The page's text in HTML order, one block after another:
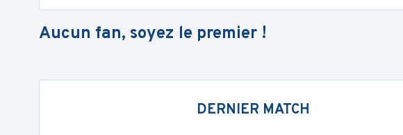
Aucun fan, soyez le premier !
DERNIER MATCH